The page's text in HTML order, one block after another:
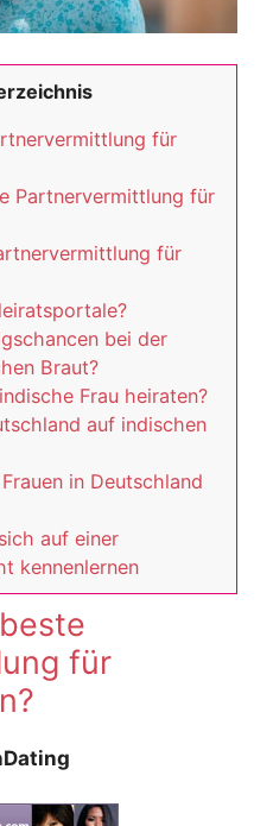
für
Partnervermittlung für
für
bei der
Braut?
Frau heiraten?
auf indischen
in Deutschland
auf einer
kennenlernen
für